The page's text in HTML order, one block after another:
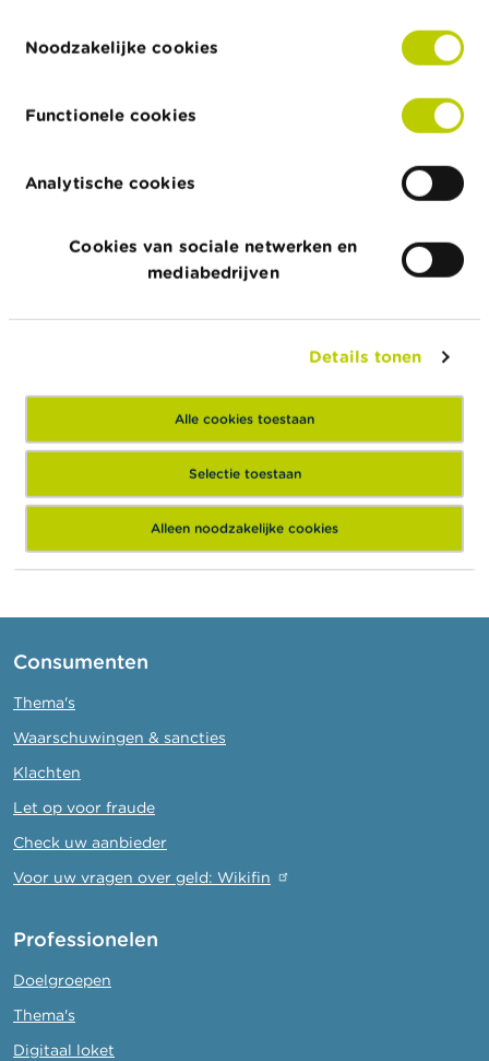
Noodzakelijke cookies
Functionele cookies
Analytische cookies
Cookies van sociale netwerken en
mediabedrijven
Details tonen
Alle cookies toestaan
Selectie toestaan
Alleen noodzakelijke cookies
antwoorden: bij een betwisting tussen werknemers en
pensioenverplichtingen van de werkgever, zijn enkel
de hoven en rechtbanken bevoegd om een beslissing
De vragen zijn ingedeeld in verschillende categorieën:
A. Vereffening van Apra Leven en contactgegevens
B. Achtergrondinformatie over de wetgeving op de
C. FAQ bestemd voor aangeslotenen bij
D. FAQ bestemd voor werkgevers die
groepsverzekeringen voor hun personeel bij Apra
Leven hadden afgesloten
Consumenten
Thema's
Waarschuwingen & sancties
Klachten
Let op voor fraude
Check uw aanbieder
Voor uw vragen over geld: Wikifin
Professionelen
Doelgroepen
Thema's
Digitaal loket